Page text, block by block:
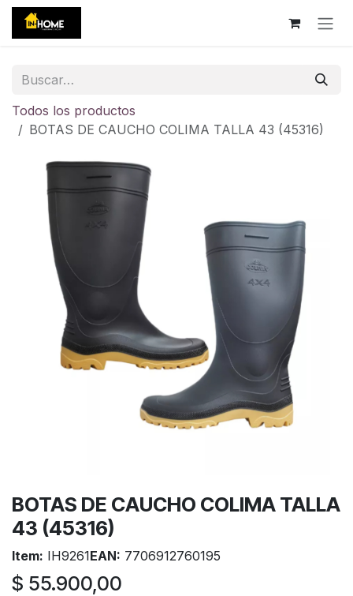
Ir al contenido
Todos los productos
BOTAS DE CAUCHO COLIMA TALLA 43 (45316)
BOTAS DE CAUCHO COLIMA TALLA
43 (45316)
Item: IH9261EAN: 7706912760195
$ 55.900,00